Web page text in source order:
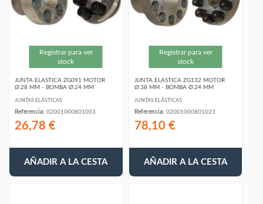
Registrar para ver
stock
JUNTA ELASTICA ZG091 MOTOR
Ø.28 MM - BOMBA Ø.24 MM
JUNTAS ELÁSTICAS
Referencia: 02001000801003
26,78 €
AÑADIR A LA CESTA
Registrar para ver
stock
JUNTA ELASTICA ZG132 MOTOR
Ø.38 MM - BOMBA Ø.24 MM
JUNTAS ELÁSTICAS
Referencia: 02001000801023
78,10 €
AÑADIR A LA CESTA